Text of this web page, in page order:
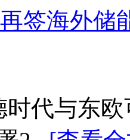
签海外储
时代与东